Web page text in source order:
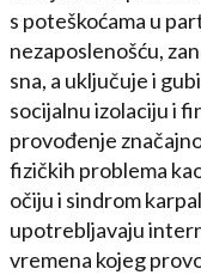
s poteškoćama u
nezaposlenošću,
sna, a uključuje i
socijalnu izolaciju i
provođenje
fizičkih problema
očiju i sindrom
upotrebljavaju
vremena kojeg